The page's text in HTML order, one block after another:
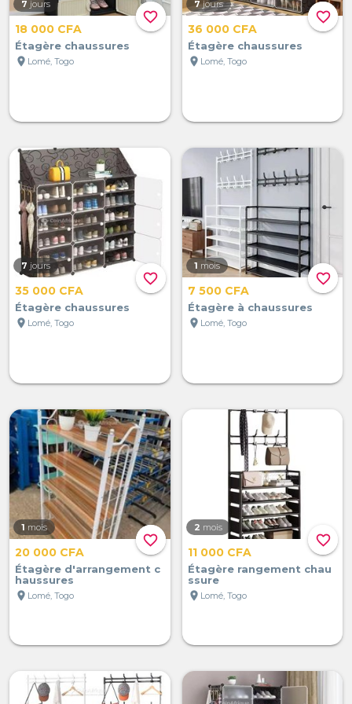
favorite_border
7 jours
18 000 CFA
Étagère chaussures
location_on Lomé, Togo
favorite_border
7 jours
36 000 CFA
Étagère chaussures
location_on Lomé, Togo
favorite_border
7 jours
35 000 CFA
Étagère chaussures
location_on Lomé, Togo
favorite_border
1 mois
7 500 CFA
Étagère à chaussures
location_on Lomé, Togo
favorite_border
1 mois
20 000 CFA
Étagère d'arrangement c
haussures
location_on Lomé, Togo
favorite_border
2 mois
11 000 CFA
Étagère rangement chau
ssure
location_on Lomé, Togo